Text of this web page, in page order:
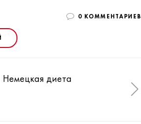
0 КОММЕНТАРИЕВ
Немецкая диета